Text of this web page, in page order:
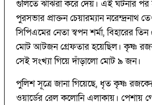
গুলিতে ঝাঁঝরা করে দেয়। এই ঘটনার পর
পুরসভার প্রাক্তন চেয়ারম্যান নরেন্দ্রনাথ
সিপিএমের নেতা স্বপন শর্মা, বিহারের
মোট আটজন গ্রেফতার হয়েছিল। কৃষ্ণ
সেই সংখ্যা গিয়ে দাঁড়ালো মোট ৯ জন।
পুলিশ সূত্রে জানা গিয়েছে, ধৃত কৃষ্ণ
ওয়ার্ডের রেল কলোনি এলাকায়। পেশায়